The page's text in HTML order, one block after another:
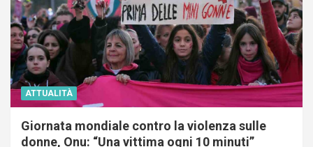
ATTUALITÀ
Giornata mondiale contro la violenza sulle
donne, Onu: “Una vittima ogni 10 minuti”